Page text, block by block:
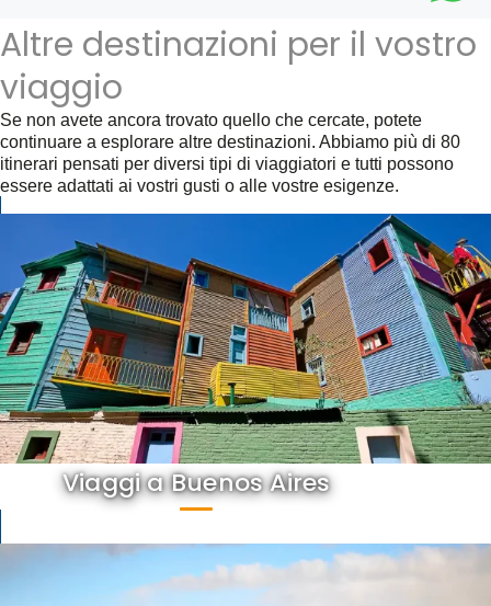
Altre destinazioni per il vostro
viaggio
Se non avete ancora trovato quello che cercate, potete
continuare a esplorare altre destinazioni. Abbiamo più di 80
itinerari pensati per diversi tipi di viaggiatori e tutti possono
essere adattati ai vostri gusti o alle vostre esigenze.
Viaggi a Buenos Aires